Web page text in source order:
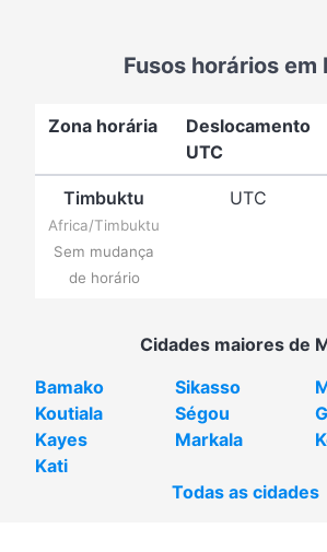
Fusos horários em
Zona horária
Deslocamento
UTC
Timbuktu
Africa/Timbuktu
Sem mudança
de horário
UTC
Cidades maiores de
Bamako
Sikasso
Koutiala
Ségou
Kayes
Markala
Kati
Todas as cidades